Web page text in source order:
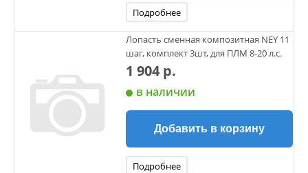
Подробнее
Лопасть сменная композитная NEY 11
шаг, комплект 3шт, для ПЛМ 8-20 л.с.
1 904 р.
в наличии
Добавить в корзину
Подробнее